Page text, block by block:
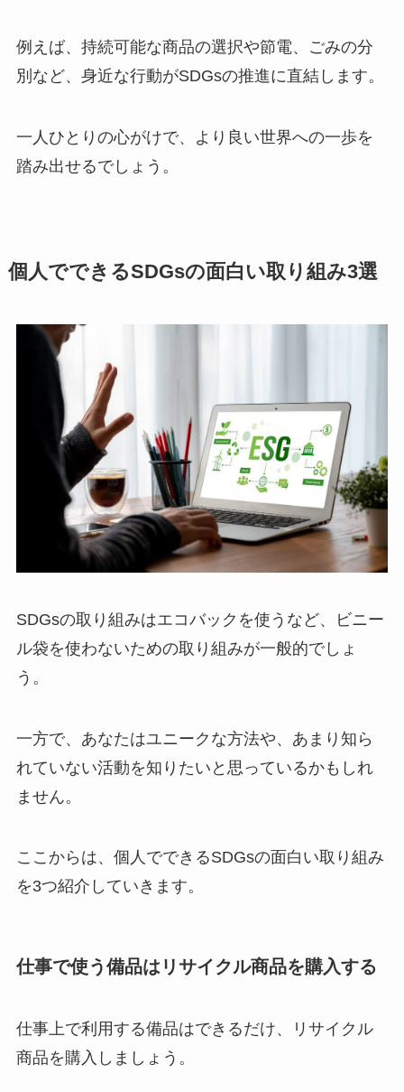
例えば、持続可能な商品の選択や節電、ごみの分
別など、身近な行動がSDGsの推進に直結します。
一人ひとりの心がけで、より良い世界への一歩を
踏み出せるでしょう。
個人でできるSDGsの面白い取り組み3選
SDGsの取り組みはエコバックを使うなど、ビニー
ル袋を使わないための取り組みが一般的でしょ
う。
一方で、あなたはユニークな方法や、あまり知ら
れていない活動を知りたいと思っているかもしれ
ません。
ここからは、個人でできるSDGsの面白い取り組み
を3つ紹介していきます。
仕事で使う備品はリサイクル商品を購入する
仕事上で利用する備品はできるだけ、リサイクル
商品を購入しましょう。